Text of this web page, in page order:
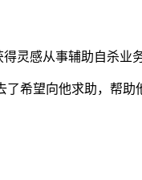
灵感从事辅助自杀业务
了希望向他求助，帮助